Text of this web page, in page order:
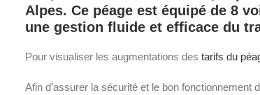
Alpes. Ce péage est équipé de 8
une gestion fluide et efficace du
Pour visualiser les augmentations des tarifs du
Afin d’assurer la sécurité et le bon